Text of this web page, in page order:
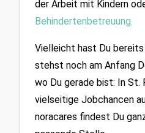
Behindertenbetreuung.
Vielleicht hast Du
stehst noch am Anfang
wo Du gerade bist: In
vielseitige Jobchancen
noracares findest Du